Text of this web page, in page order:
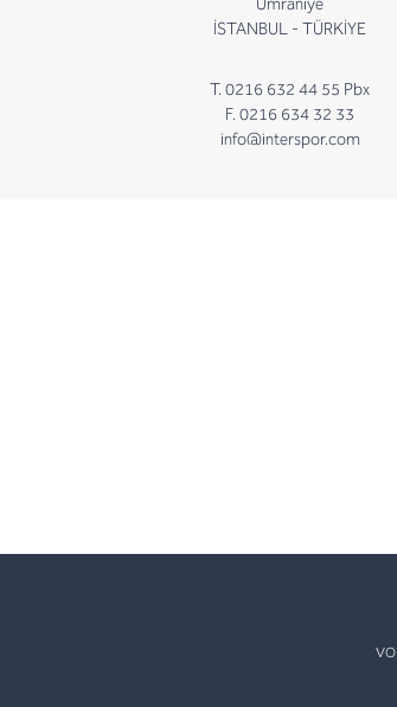
İSTANBUL - TÜRKİYE
T. 0216 632 44 55 Pbx
F. 0216 634 32 33
info@interspor.com